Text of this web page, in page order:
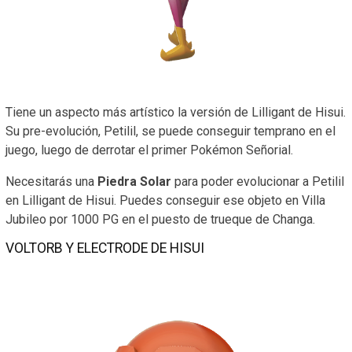
Tiene un aspecto más artístico la versión de Lilligant de Hisui.
Su pre-evolución, Petilil, se puede conseguir temprano en el
juego, luego de derrotar el primer Pokémon Señorial.
Necesitarás una Piedra Solar para poder evolucionar a Petilil
en Lilligant de Hisui. Puedes conseguir ese objeto en Villa
Jubileo por 1000 PG en el puesto de trueque de Changa.
VOLTORB Y ELECTRODE DE HISUI